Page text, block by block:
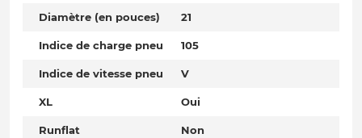
Diamètre (en pouces) 21
Indice de charge pneu 105
Indice de vitesse pneu V
XL Oui
Runflat Non